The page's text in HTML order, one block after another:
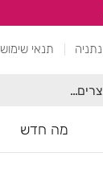
תנאי שימוש
מה חדש